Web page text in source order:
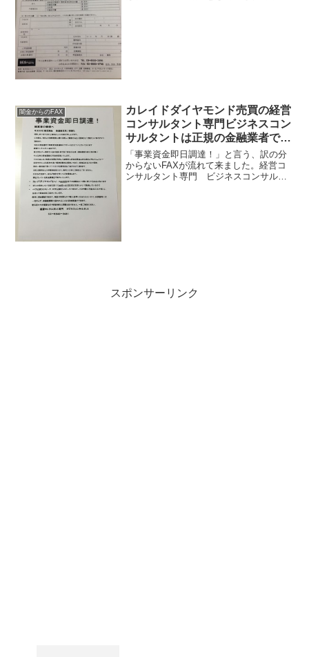
闇金からのFAX
カレイドダイヤモンド売買の経営
コンサルタント専門ビジネスコン
サルタントは正規の金融業者では
ありません！
「事業資金即日調達！」と言う、訳の分
からないFAXが流れて来ました。経営コ
ンサルタント専門 ビジネスコンサルタ
スポンサーリンク